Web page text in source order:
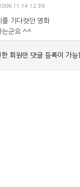
12:39
를 기다렷던 영화
는군요 ^^
한 회원만 댓글 등록이 가능